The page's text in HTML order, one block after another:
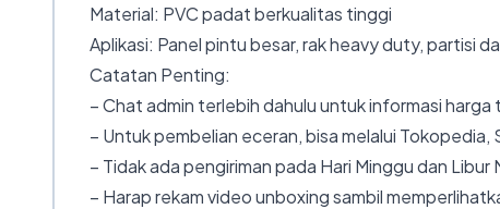
Material: PVC padat berkualitas tinggi
Aplikasi: Panel pintu besar, rak heavy duty, partisi
Catatan Penting:
– Chat admin terlebih dahulu untuk informasi
– Untuk pembelian eceran, bisa melalui
– Tidak ada pengiriman pada Hari Minggu dan Libur
– Harap rekam video unboxing sambil